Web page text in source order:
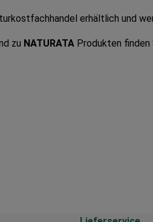
erhältlich und
zu NATURATA Produkten finden